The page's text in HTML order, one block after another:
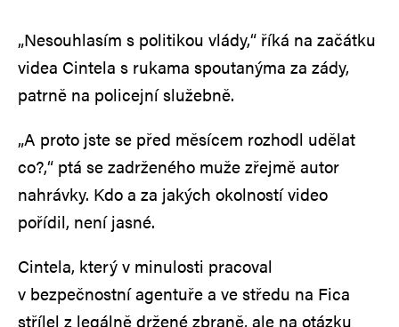
„Nesouhlasím s politikou vlády,“ říká na začátku
videa Cintela s rukama spoutanýma za zády,
patrně na policejní služebně.
„A proto jste se před měsícem rozhodl udělat
co?,“ ptá se zadrženého muže zřejmě autor
nahrávky. Kdo a za jakých okolností video
pořídil, není jasné.
Cintela, který v minulosti pracoval
v bezpečnostní agentuře a ve středu na Fica
střílel z legálně držené zbraně, ale na otázku